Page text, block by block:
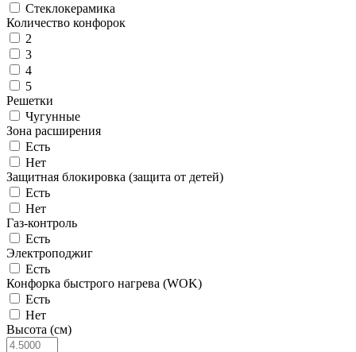
Стеклокерамика
Количество конфорок
2
3
4
5
Решетки
Чугунные
Зона расширения
Есть
Нет
Защитная блокировка (защита от детей)
Есть
Нет
Газ-контроль
Есть
Электроподжиг
Есть
Конфорка быстрого нагрева (WOK)
Есть
Нет
Высота (см)